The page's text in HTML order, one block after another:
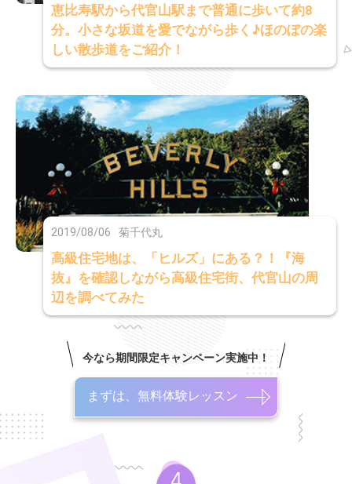
恵比寿駅から代官山駅まで普通に歩いて約8
分。小さな坂道を愛でながら歩く♪ほのぼの楽
しい散歩道をご紹介！
2019/08/06 菊千代丸
高級住宅地は、「ヒルズ」にある？！『海
抜』を確認しながら高級住宅街、代官山の周
辺を調べてみた
今なら期間限定キャンペーン実施中！
まずは、無料体験レッスン